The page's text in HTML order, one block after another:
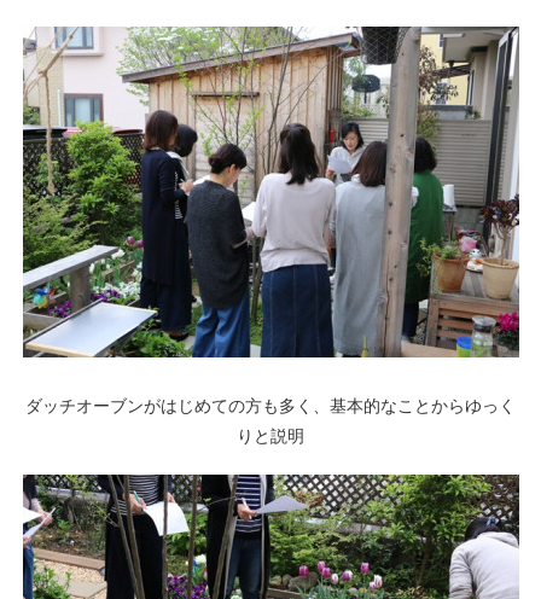
ダッチオーブンがはじめての方も多く、基本的なことからゆっく
りと説明